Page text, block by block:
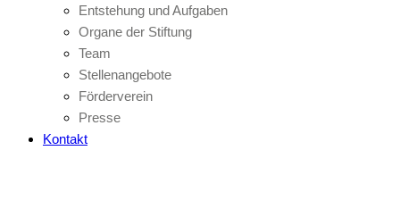
Entstehung und Aufgaben
Organe der Stiftung
Team
Stellenangebote
Förderverein
Presse
Kontakt